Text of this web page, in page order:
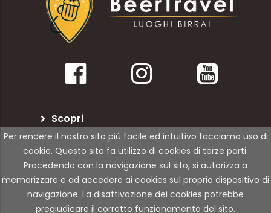
Per rendere il nostro sito più facile ed intuitivo facciamo uso di
cookie. Questo sito fa utilizzo di cookies di terze parti.
Procedendo con la navigazione sul sito, si autorizza a
memorizzare e ad accedere ai cookies sul proprio dispositivo di
navigazione. La disattivazione dei cookies potrebbe
pregiudicare il corretto funzionamento del sito.
Scopri
BeerTravel
Per le attività